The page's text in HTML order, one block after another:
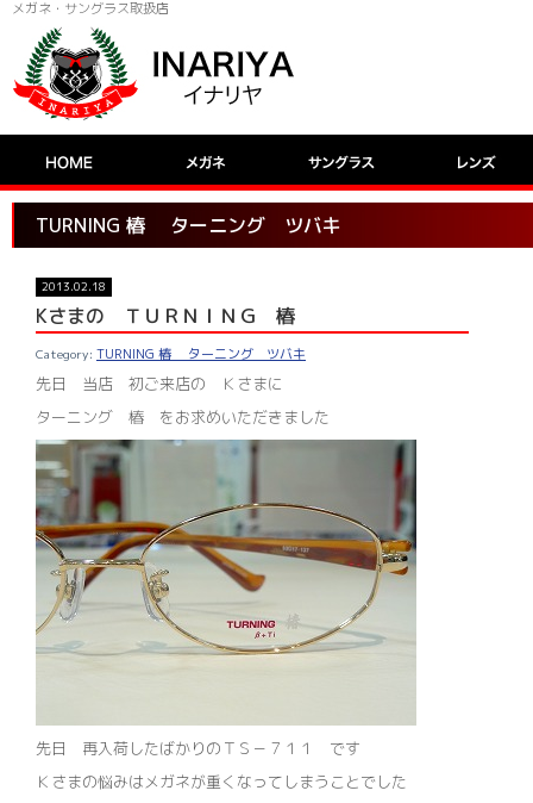
メガネ・サングラス取扱店
TURNING 椿 ターニング ツバキ
2013.02.18
TURNING 椿 ターニング ツバキ
Kさまの ＴＵＲＮＩＮＧ 椿
先日 当店 初ご来店の Ｋさまに
ターニング 椿 をお求めいただきました
先日 再入荷したばかりのＴＳ－７１１ です
Ｋさまの悩みはメガネが重くなってしまうことでした